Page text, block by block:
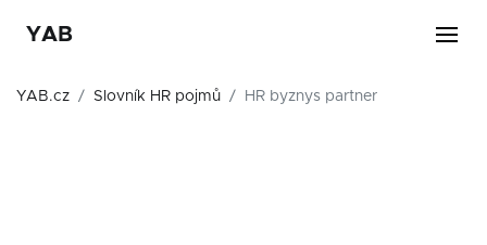
YAB
YAB.cz Slovník HR pojmů HR byznys partner